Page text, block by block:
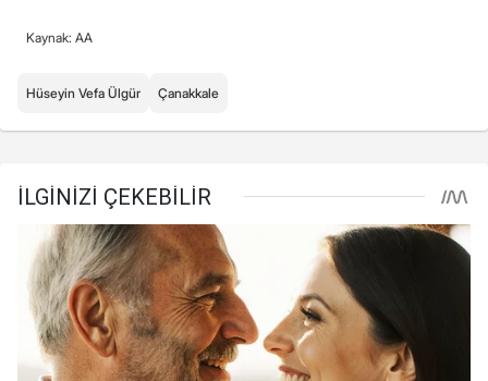
Kaynak: AA
Hüseyin Vefa Ülgür Çanakkale